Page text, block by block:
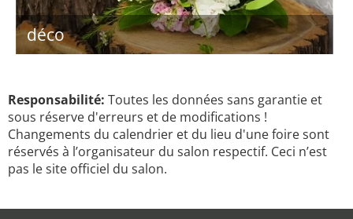
déco
Responsabilité: Toutes les données sans garantie et
sous réserve d'erreurs et de modifications !
Changements du calendrier et du lieu d'une foire sont
réservés à l’organisateur du salon respectif. Ceci n’est
pas le site officiel du salon.